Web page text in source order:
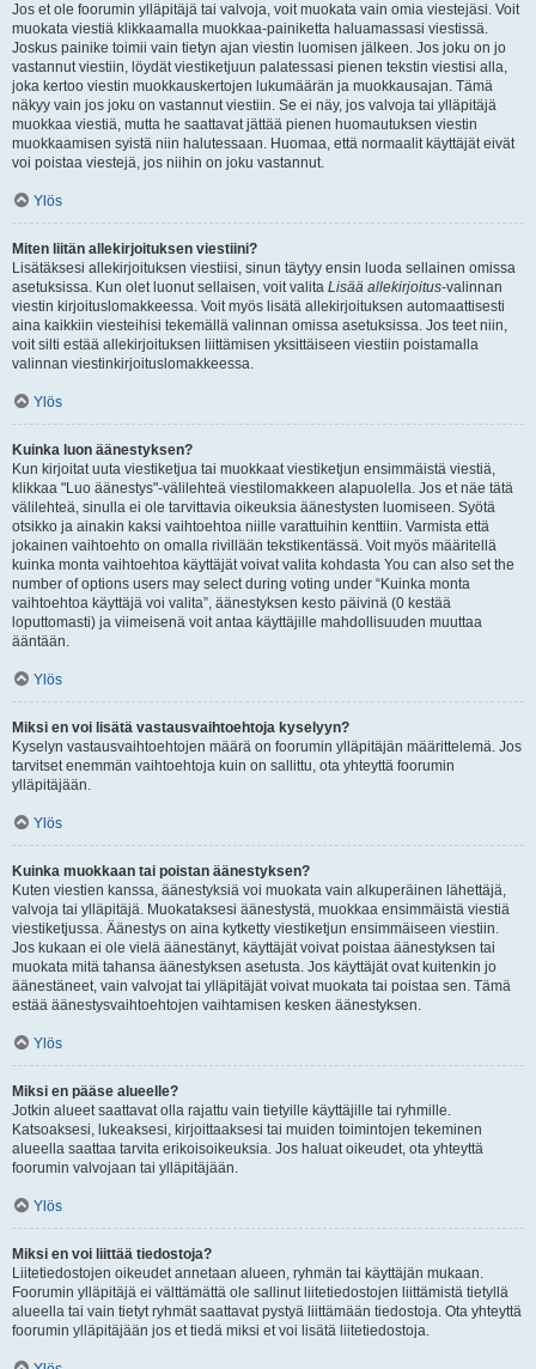
Jos et ole foorumin ylläpitäjä tai valvoja, voit muokata vain omia viestejäsi. Voit
muokata viestiä klikkaamalla muokkaa-painiketta haluamassasi viestissä.
Joskus painike toimii vain tietyn ajan viestin luomisen jälkeen. Jos joku on jo
vastannut viestiin, löydät viestiketjuun palatessasi pienen tekstin viestisi alla,
joka kertoo viestin muokkauskertojen lukumäärän ja muokkausajan. Tämä
näkyy vain jos joku on vastannut viestiin. Se ei näy, jos valvoja tai ylläpitäjä
muokkaa viestiä, mutta he saattavat jättää pienen huomautuksen viestin
muokkaamisen syistä niin halutessaan. Huomaa, että normaalit käyttäjät eivät
voi poistaa viestejä, jos niihin on joku vastannut.
Ylös
Miten liitän allekirjoituksen viestiini?
Lisätäksesi allekirjoituksen viestiisi, sinun täytyy ensin luoda sellainen omissa
asetuksissa. Kun olet luonut sellaisen, voit valita Lisää allekirjoitus-valinnan
viestin kirjoituslomakkeessa. Voit myös lisätä allekirjoituksen automaattisesti
aina kaikkiin viesteihisi tekemällä valinnan omissa asetuksissa. Jos teet niin,
voit silti estää allekirjoituksen liittämisen yksittäiseen viestiin poistamalla
valinnan viestinkirjoituslomakkeessa.
Ylös
Kuinka luon äänestyksen?
Kun kirjoitat uuta viestiketjua tai muokkaat viestiketjun ensimmäistä viestiä,
klikkaa "Luo äänestys"-välilehteä viestilomakkeen alapuolella. Jos et näe tätä
välilehteä, sinulla ei ole tarvittavia oikeuksia äänestysten luomiseen. Syötä
otsikko ja ainakin kaksi vaihtoehtoa niille varattuihin kenttiin. Varmista että
jokainen vaihtoehto on omalla rivillään tekstikentässä. Voit myös määritellä
kuinka monta vaihtoehtoa käyttäjät voivat valita kohdasta You can also set the
number of options users may select during voting under “Kuinka monta
vaihtoehtoa käyttäjä voi valita”, äänestyksen kesto päivinä (0 kestää
loputtomasti) ja viimeisenä voit antaa käyttäjille mahdollisuuden muuttaa
ääntään.
Ylös
Miksi en voi lisätä vastausvaihtoehtoja kyselyyn?
Kyselyn vastausvaihtoehtojen määrä on foorumin ylläpitäjän määrittelemä. Jos
tarvitset enemmän vaihtoehtoja kuin on sallittu, ota yhteyttä foorumin
ylläpitäjään.
Ylös
Kuinka muokkaan tai poistan äänestyksen?
Kuten viestien kanssa, äänestyksiä voi muokata vain alkuperäinen lähettäjä,
valvoja tai ylläpitäjä. Muokataksesi äänestystä, muokkaa ensimmäistä viestiä
viestiketjussa. Äänestys on aina kytketty viestiketjun ensimmäiseen viestiin.
Jos kukaan ei ole vielä äänestänyt, käyttäjät voivat poistaa äänestyksen tai
muokata mitä tahansa äänestyksen asetusta. Jos käyttäjät ovat kuitenkin jo
äänestäneet, vain valvojat tai ylläpitäjät voivat muokata tai poistaa sen. Tämä
estää äänestysvaihtoehtojen vaihtamisen kesken äänestyksen.
Ylös
Miksi en pääse alueelle?
Jotkin alueet saattavat olla rajattu vain tietyille käyttäjille tai ryhmille.
Katsoaksesi, lukeaksesi, kirjoittaaksesi tai muiden toimintojen tekeminen
alueella saattaa tarvita erikoisoikeuksia. Jos haluat oikeudet, ota yhteyttä
foorumin valvojaan tai ylläpitäjään.
Ylös
Miksi en voi liittää tiedostoja?
Liitetiedostojen oikeudet annetaan alueen, ryhmän tai käyttäjän mukaan.
Foorumin ylläpitäjä ei välttämättä ole sallinut liitetiedostojen liittämistä tietyllä
alueella tai vain tietyt ryhmät saattavat pystyä liittämään tiedostoja. Ota yhteyttä
foorumin ylläpitäjään jos et tiedä miksi et voi lisätä liitetiedostoja.